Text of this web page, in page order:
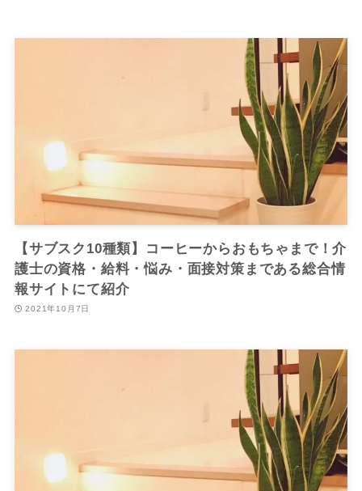
【サブスク10種類】コーヒーからおもちゃまで！介
護士の資格・給料・悩み・面接対策まである総合情
報サイトにて紹介
2021年10月7日